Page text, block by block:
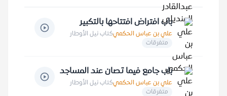
باب افتراض افتتاحها بالتكبير
علي بن عباس الحكميكتاب نيل الأوطار
متفرقات
باب جامع فيما تصان عند المساجد
علي بن عباس الحكميكتاب نيل الأوطار
متفرقات